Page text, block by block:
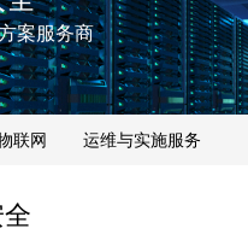
案服务商
联网 运维与实施服务